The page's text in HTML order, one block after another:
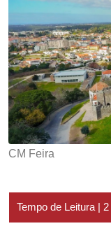
CM Feira